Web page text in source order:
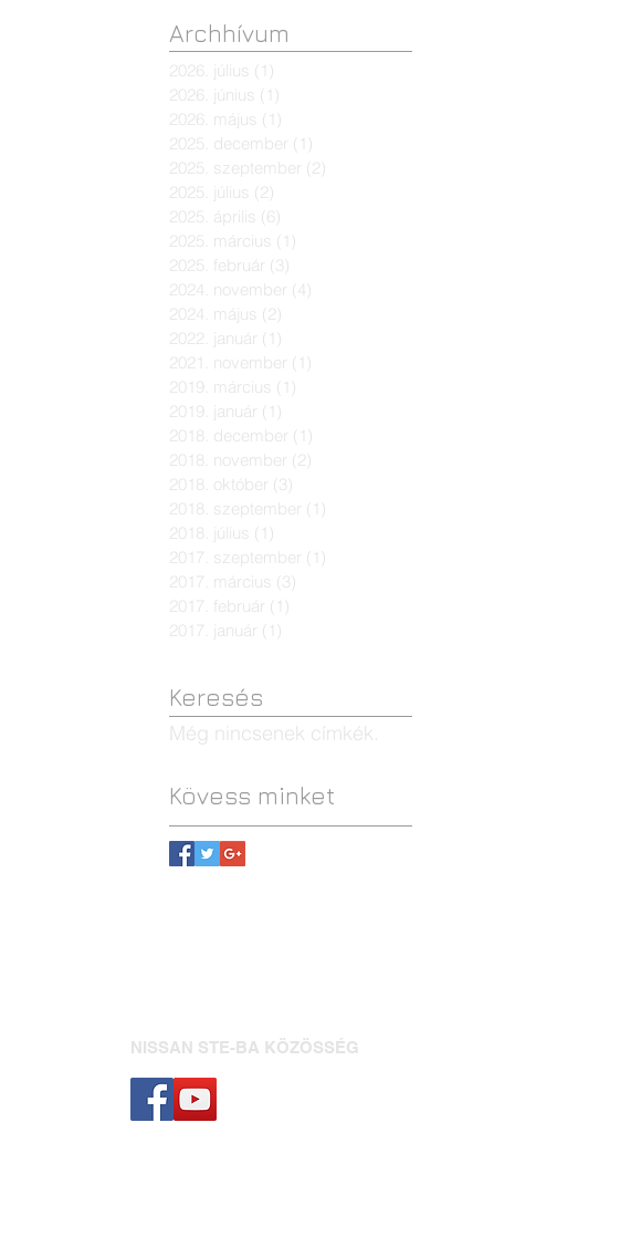
Archhívum
2026. július (1)
2026. június (1)
2026. május (1)
2025. december (1)
2025. szeptember (2)
2025. július (2)
2025. április (6)
2025. március (1)
2025. február (3)
2024. november (4)
2024. május (2)
2022. január (1)
2021. november (1)
2019. március (1)
2019. január (1)
2018. december (1)
2018. november (2)
2018. október (3)
2018. szeptember (1)
2018. július (1)
2017. szeptember (1)
2017. március (3)
2017. február (1)
2017. január (1)
Keresés
Még nincsenek címkék.
Kövess minket
NISSAN STE-BA KÖZÖSSÉG